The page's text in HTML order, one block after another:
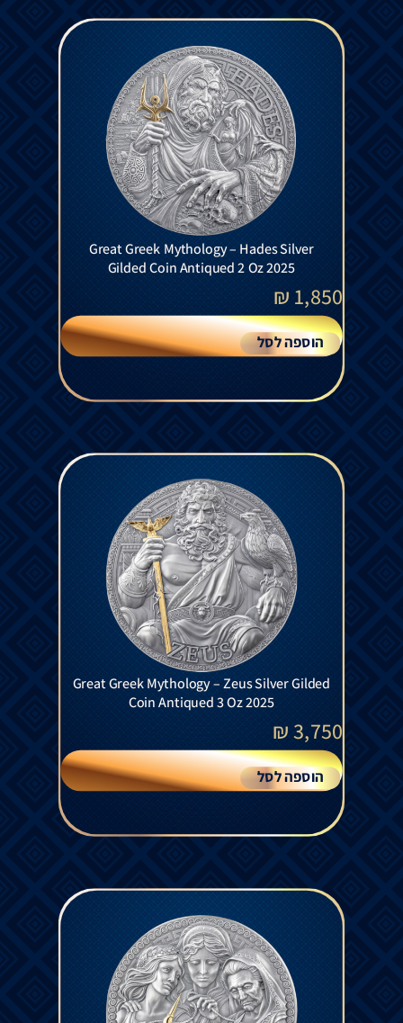
Great Greek Mythology – Hades Silver
Gilded Coin Antiqued 2 Oz 2025
1,850
₪
הוספה לסל
Great Greek Mythology – Zeus Silver Gilded
Coin Antiqued 3 Oz 2025
3,750
₪
הוספה לסל